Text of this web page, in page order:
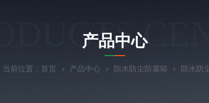
产品中心
当前位置： 首页 产品中心 防水防尘防腐箱 防水防